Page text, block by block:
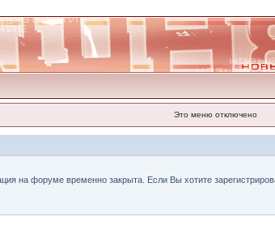
Это меню отключено
на форуме временно закрыта. Если Вы хотите